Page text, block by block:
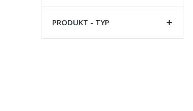
PRODUKT - TYP